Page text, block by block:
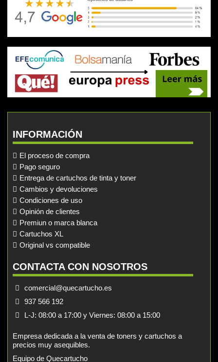
INFORMACIÓN
El proceso de compra
Pago seguro
Entrega de cartuchos de tinta y toner
Cambios y devoluciones
Condiciones de uso
Opinión de clientes
Premiun o marca blanca
Cartuchos XL
Original vs compatible
CONTACTA CON NOSOTROS
comercial@quecartucho.es
937 566 192
L-J: 08:00 a 17:00 y Viernes: 08:00 a 15:00
Empresa dedicada a la venta de toners y cartuchos a
precios muy asequibles.
Equipo de Quecartucho